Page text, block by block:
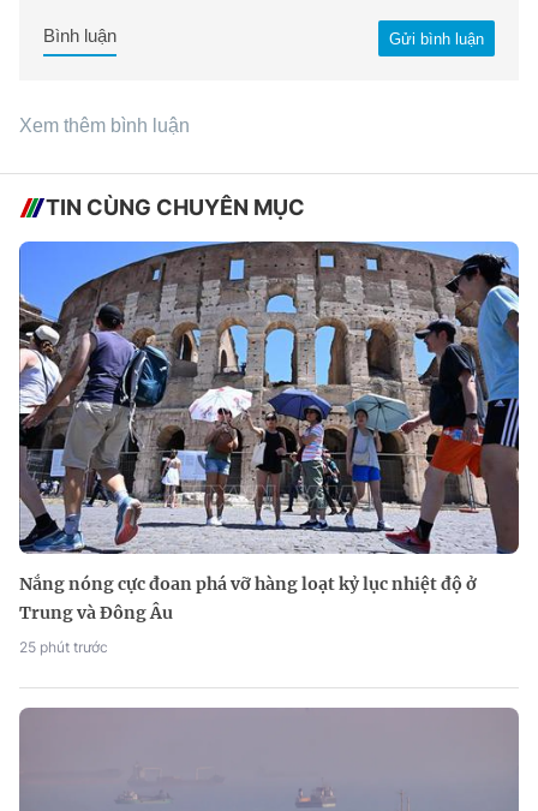
Gửi bình luận
Bình luận
Xem thêm bình luận
TIN CÙNG CHUYÊN MỤC
Nắng nóng cực đoan phá vỡ hàng loạt kỷ lục nhiệt độ ở
Trung và Đông Âu
25 phút trước